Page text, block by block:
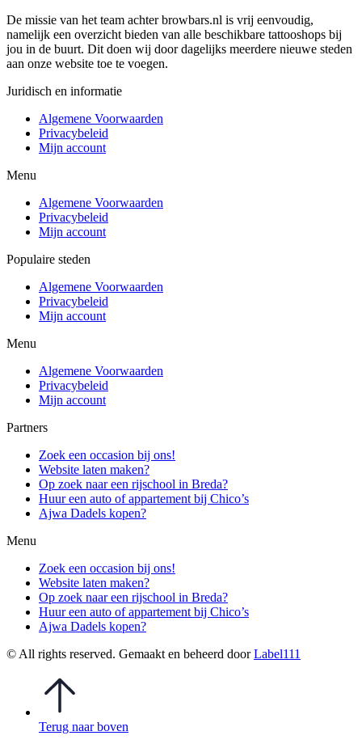
De missie van het team achter browbars.nl is vrij eenvoudig,
namelijk een overzicht bieden van alle beschikbare tattooshops bij
jou in de buurt. Dit doen wij door dagelijks meerdere nieuwe steden
aan onze website toe te voegen.
Juridisch en informatie
Algemene Voorwaarden
Privacybeleid
Mijn account
Menu
Algemene Voorwaarden
Privacybeleid
Mijn account
Populaire steden
Algemene Voorwaarden
Privacybeleid
Mijn account
Menu
Algemene Voorwaarden
Privacybeleid
Mijn account
Partners
Zoek een occasion bij ons!
Website laten maken?
Op zoek naar een rijschool in Breda?
Huur een auto of appartement bij Chico’s
Ajwa Dadels kopen?
Menu
Zoek een occasion bij ons!
Website laten maken?
Op zoek naar een rijschool in Breda?
Huur een auto of appartement bij Chico’s
Ajwa Dadels kopen?
© All rights reserved. Gemaakt en beheerd doorLabel111
Terug naar boven